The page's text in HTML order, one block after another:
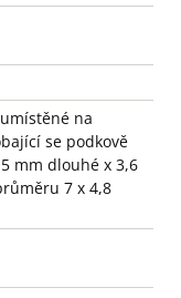
na
se podkově
mm dlouhé x 3,6
7 x 4,8